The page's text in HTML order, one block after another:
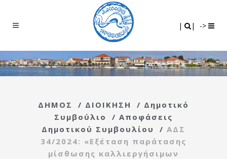
| | ->
ΔΗΜΟΣ / ΔΙΟΙΚΗΣΗ / Δημοτικό
Συμβούλιο
/ Αποφάσεις
Δημοτικού Συμβουλίου
/ ΑΔΣ
34/2024: «Εξέταση παράτασης
μίσθωσης καλλιεργήσιμων